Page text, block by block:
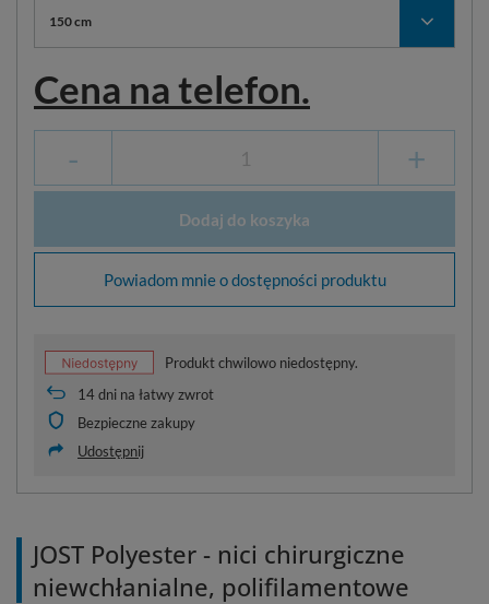
150 cm
Cena na telefon.
- +
Dodaj do koszyka
Powiadom mnie o dostępności produktu
Produkt chwilowo niedostępny.
14dni na łatwy zwrot
Bezpieczne zakupy
Udostępnij
JOST Polyester - nici chirurgiczne
niewchłanialne, polifilamentowe